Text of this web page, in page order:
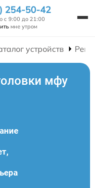
254-50-42
с 9:00 до 21:00
мне утром
устройств
мфу